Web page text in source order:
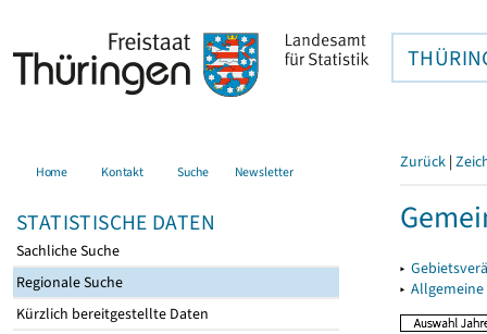
Home Kontakt Suche Newsletter
STATISTISCHE DATEN
Sachliche Suche
Regionale Suche
Kürzlich bereitgestellte Daten
Zurück |
▸
▸